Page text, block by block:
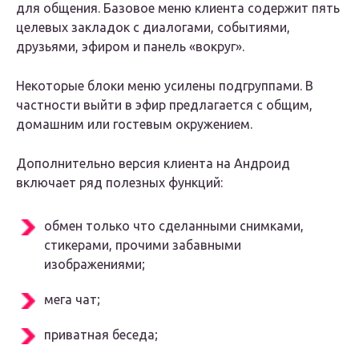
для общения. Базовое меню клиента содержит пять
целевых закладок с диалогами, событиями,
друзьями, эфиром и панель «вокруг».
Некоторые блоки меню усилены подгруппами. В
частности выйти в эфир предлагается с общим,
домашним или гостевым окружением.
Дополнительно версия клиента на Андроид
включает ряд полезных функций:
обмен только что сделанными снимками,
стикерами, прочими забавными
изображениями;
мега чат;
приватная беседа;